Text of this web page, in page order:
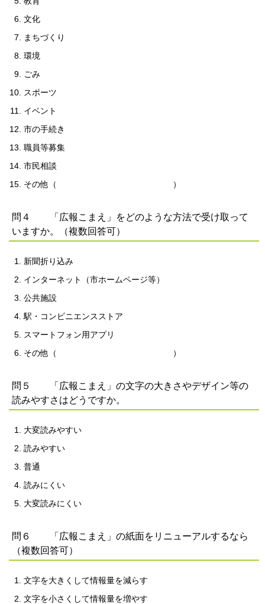
文化
まちづくり
環境
ごみ
スポーツ
イベント
市の手続き
職員等募集
市民相談
その他（ ）
問４ 「広報こまえ」をどのような方法で受け取って
いますか。（複数回答可）
新聞折り込み
インターネット（市ホームページ等）
公共施設
駅・コンビニエンスストア
スマートフォン用アプリ
その他（ ）
問５ 「広報こまえ」の文字の大きさやデザイン等の
読みやすさはどうですか。
大変読みやすい
読みやすい
普通
読みにくい
大変読みにくい
問６ 「広報こまえ」の紙面をリニューアルするなら
（複数回答可）
文字を大きくして情報量を減らす
文字を小さくして情報量を増やす